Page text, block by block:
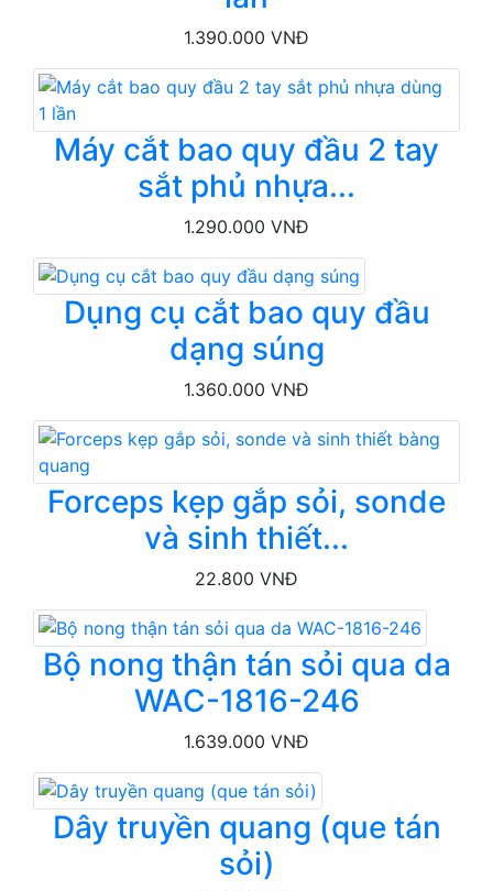
1.390.000 VNĐ
Máy cắt bao quy đầu 2 tay
sắt phủ nhựa...
1.290.000 VNĐ
Dụng cụ cắt bao quy đầu
dạng súng
1.360.000 VNĐ
Forceps kẹp gắp sỏi, sonde
và sinh thiết...
22.800 VNĐ
Bộ nong thận tán sỏi qua da
WAC-1816-246
1.639.000 VNĐ
Dây truyền quang (que tán
sỏi)